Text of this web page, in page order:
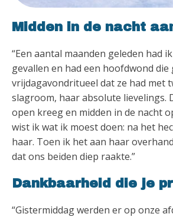
Midden in de nacht
“Een aantal maanden geleden had
gevallen en had een hoofdwond
vrijdagavondritueel dat ze had met
slagroom, haar absolute lievelings.
open kreeg en midden in de nacht
wist ik wat ik moest doen: na het
haar. Toen ik het aan haar
dat ons beiden diep raakte.”
Dankbaarheid die je
“Gistermiddag werden er op onze